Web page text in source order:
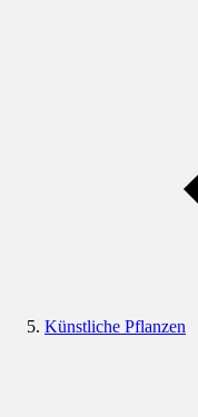
Künstliche Pflanzen